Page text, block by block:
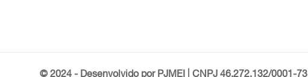
© 2024 - Desenvolvido por PJMEI | CNPJ 46.272.132/0001-73